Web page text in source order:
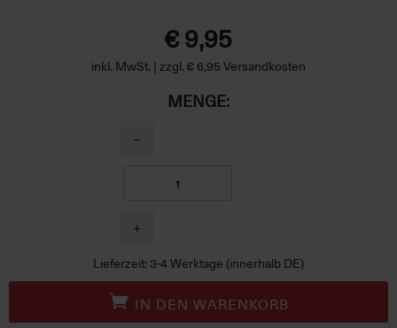
€ 9,95
inkl. MwSt. | zzgl. € 6,95 Versandkosten
MENGE:
−
+
Lieferzeit: 3-4 Werktage (innerhalb DE)
IN DEN WARENKORB